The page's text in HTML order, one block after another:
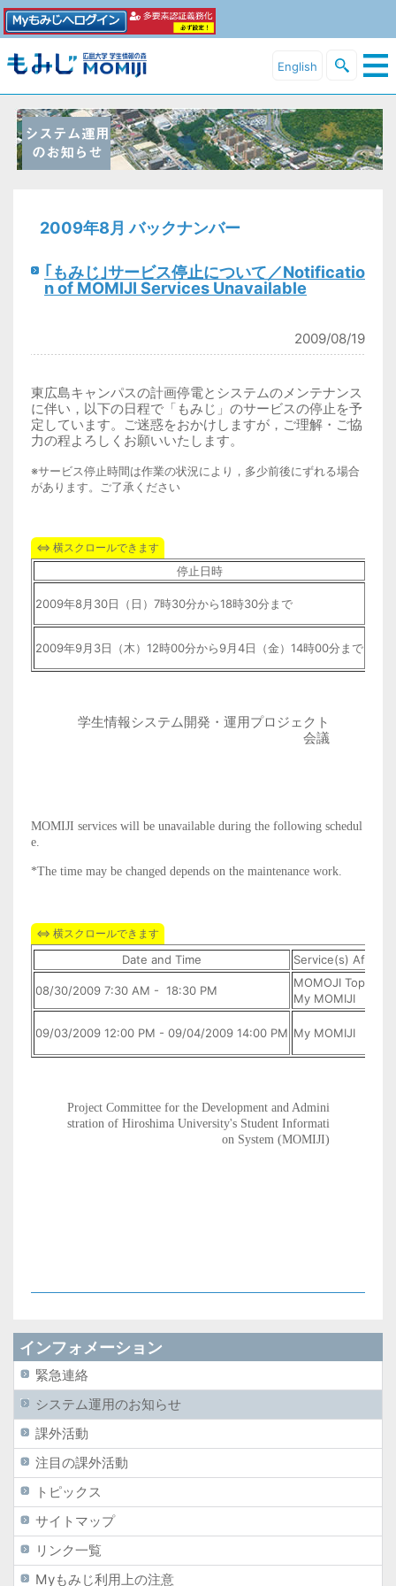
English
2009年8月 バックナンバー
｢もみじ｣サービス停止について／Notificatio
n of MOMIJI Services Unavailable
2009/08/19
東広島キャンパスの計画停電とシステムのメンテナンス
に伴い，以下の日程で「もみじ」のサービスの停止を予
定しています。ご迷惑をおかけしますが，ご理解・ご協
力の程よろしくお願いいたします。
※サービス停止時間は作業の状況により，多少前後にずれる場合
があります。ご了承ください
停止日時
2009年8月30日（日）7時30分から18時30分まで
2009年9月3日（木）12時00分から9月4日（金）14時00分まで
学生情報システム開発・運用プロジェクト
会議
MOMIJI services will be unavailable during the following schedul
e.
*The time may be changed depends on the maintenance work.
Date and Time Service(s)
08/30/2009 7:30 AM - 18:30 PM
MOMOJI Top
My MOMIJI
09/03/2009 12:00 PM - 09/04/2009 14:00 PM My MOMIJI
Project Committee for the Development and Admini
stration of Hiroshima University's Student Informati
on System (MOMIJI)
インフォメーション
緊急連絡
システム運用のお知らせ
課外活動
注目の課外活動
トピックス
サイトマップ
リンク一覧
Myもみじ利用上の注意